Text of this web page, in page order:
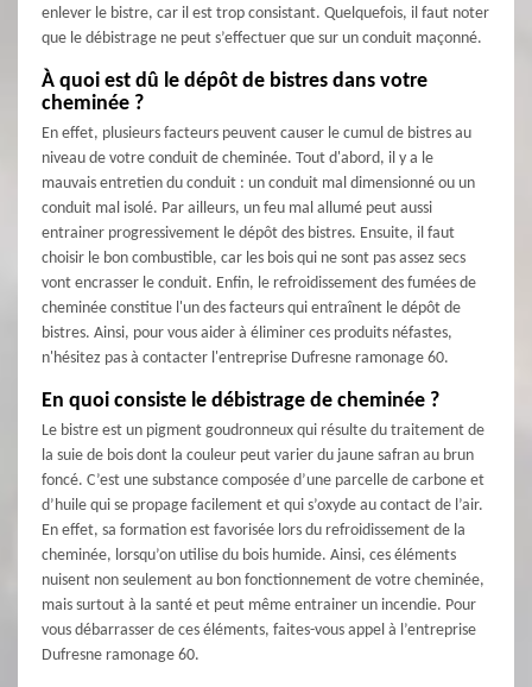
enlever le bistre, car il est trop consistant. Quelquefois, il faut noter
que le débistrage ne peut s’effectuer que sur un conduit maçonné.
À quoi est dû le dépôt de bistres dans votre
cheminée ?
En effet, plusieurs facteurs peuvent causer le cumul de bistres au
niveau de votre conduit de cheminée. Tout d'abord, il y a le
mauvais entretien du conduit : un conduit mal dimensionné ou un
conduit mal isolé. Par ailleurs, un feu mal allumé peut aussi
entrainer progressivement le dépôt des bistres. Ensuite, il faut
choisir le bon combustible, car les bois qui ne sont pas assez secs
vont encrasser le conduit. Enfin, le refroidissement des fumées de
cheminée constitue l'un des facteurs qui entraînent le dépôt de
bistres. Ainsi, pour vous aider à éliminer ces produits néfastes,
n'hésitez pas à contacter l'entreprise Dufresne ramonage 60.
En quoi consiste le débistrage de cheminée ?
Le bistre est un pigment goudronneux qui résulte du traitement de
la suie de bois dont la couleur peut varier du jaune safran au brun
foncé. C’est une substance composée d’une parcelle de carbone et
d’huile qui se propage facilement et qui s’oxyde au contact de l’air.
En effet, sa formation est favorisée lors du refroidissement de la
cheminée, lorsqu’on utilise du bois humide. Ainsi, ces éléments
nuisent non seulement au bon fonctionnement de votre cheminée,
mais surtout à la santé et peut même entrainer un incendie. Pour
vous débarrasser de ces éléments, faites-vous appel à l’entreprise
Dufresne ramonage 60.